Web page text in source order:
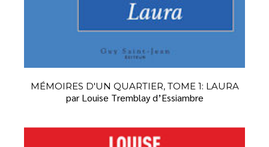
MÉMOIRES D'UN QUARTIER, TOME 1: LAURA
par Louise Tremblay d’Essiambre